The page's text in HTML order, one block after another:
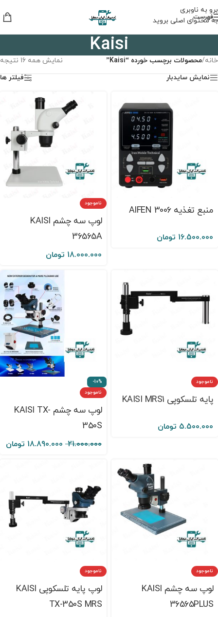
برو به ناوبری
به محتوای اصلی بروید
فهرست
Kaisi
خانه/محصولات برچسب خورده “Kaisi”
نمایش همه 16 نتیجه
نمایش سایدبار
فیلتر ها
منبع تغذیه AIFEN 3006
16.500.000 تومان
ناموجود
لوپ سه چشم KAISI
36565A
18.000.000 تومان
ناموجود
پایه تلسکوپی KAISI MRS1
5.500.000 تومان
-10%
ناموجود
لوپ سه چشم KAISI TX-
350S
21.000.000
18.890.000 تومان
ناموجود
لوپ سه چشم KAISI
36565PLUS
ناموجود
لوپ پایه تلسکوپی KAISI
TX-350S MRS